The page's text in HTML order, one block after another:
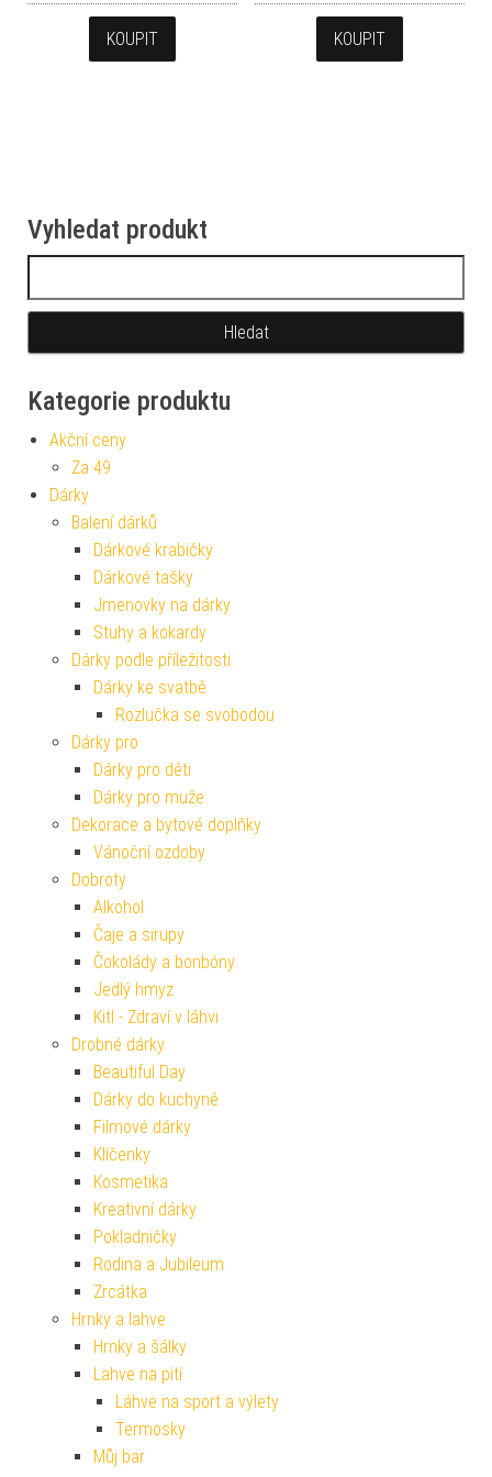
KOUPIT KOUPIT
Vyhledat produkt
Kategorie produktu
Akční ceny
Za 49
Dárky
Balení dárků
Dárkové krabičky
Dárkové tašky
Jmenovky na dárky
Stuhy a kokardy
Dárky podle příležitosti
Dárky ke svatbě
Rozlučka se svobodou
Dárky pro
Dárky pro děti
Dárky pro muže
Dekorace a bytové doplňky
Vánoční ozdoby
Dobroty
Alkohol
Čaje a sirupy
Čokolády a bonbóny
Jedlý hmyz
Kitl - Zdraví v láhvi
Drobné dárky
Beautiful Day
Dárky do kuchyně
Filmové dárky
Klíčenky
Kosmetika
Kreativní dárky
Pokladničky
Rodina a Jubileum
Zrcátka
Hrnky a lahve
Hrnky a šálky
Lahve na pití
Láhve na sport a výlety
Termosky
Můj bar